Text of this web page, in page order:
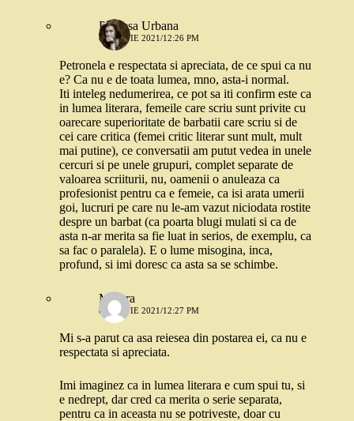
Printesa Urbana
8 MARTIE 2021/12:26 PM
Petronela e respectata si apreciata, de ce spui ca nu
e? Ca nu e de toata lumea, mno, asta-i normal.
Iti inteleg nedumerirea, ce pot sa iti confirm este ca
in lumea literara, femeile care scriu sunt privite cu
oarecare superioritate de barbatii care scriu si de
cei care critica (femei critic literar sunt mult, mult
mai putine), ce conversatii am putut vedea in unele
cercuri si pe unele grupuri, complet separate de
valoarea scriiturii, nu, oamenii o anuleaza ca
profesionist pentru ca e femeie, ca isi arata umerii
goi, lucruri pe care nu le-am vazut niciodata rostite
despre un barbat (ca poarta blugi mulati si ca de
asta n-ar merita sa fie luat in serios, de exemplu, ca
sa fac o paralela). E o lume misogina, inca,
profund, si imi doresc ca asta sa se schimbe.
Morera
8 MARTIE 2021/12:27 PM
Mi s-a parut ca asa reiesea din postarea ei, ca nu e
respectata si apreciata.
Imi imaginez ca in lumea literara e cum spui tu, si
e nedrept, dar cred ca merita o serie separata,
pentru ca in aceasta nu se potriveste, doar cu